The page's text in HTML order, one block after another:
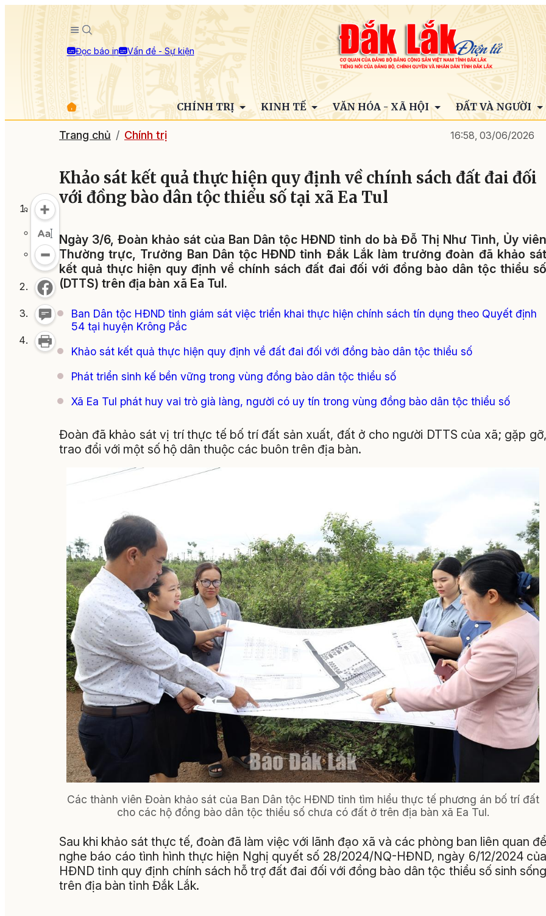
Đọc báo in Vấn đề - Sự kiện
CHÍNH TRỊ KINH TẾ VĂN HÓA - XÃ HỘI ĐẤT VÀ NGƯỜI
Trang chủ Chính trị 16:58, 03/06/2026
Khảo sát kết quả thực hiện quy định về chính sách đất đai đối
với đồng bào dân tộc thiểu số tại xã Ea Tul
Ngày 3/6, Đoàn khảo sát của Ban Dân tộc HĐND tỉnh do bà Đỗ Thị Như Tình, Ủy viên
Thường trực, Trưởng Ban Dân tộc HĐND tỉnh Đắk Lắk làm trưởng đoàn đã khảo sát
kết quả thực hiện quy định về chính sách đất đai đối với đồng bào dân tộc thiểu số
(DTTS) trên địa bàn xã Ea Tul.
Ban Dân tộc HĐND tỉnh giám sát việc triển khai thực hiện chính sách tín dụng theo Quyết định
54 tại huyện Krông Pắc
Khảo sát kết quả thực hiện quy định về đất đai đối với đồng bào dân tộc thiểu số
Phát triển sinh kế bền vững trong vùng đồng bào dân tộc thiểu số
Xã Ea Tul phát huy vai trò già làng, người có uy tín trong vùng đồng bào dân tộc thiểu số
Đoàn đã khảo sát vị trí thực tế bố trí đất sản xuất, đất ở cho người DTTS của xã; gặp gỡ,
trao đổi với một số hộ dân thuộc các buôn trên địa bàn.
Các thành viên Đoàn khảo sát của Ban Dân tộc HĐND tỉnh tìm hiểu thực tế phương án bố trí đất
cho các hộ đồng bào dân tộc thiểu số chưa có đất ở trên địa bàn xã Ea Tul.
Sau khi khảo sát thực tế, đoàn đã làm việc với lãnh đạo xã và các phòng ban liên quan để
nghe báo cáo tình hình thực hiện Nghị quyết số 28/2024/NQ-HĐND, ngày 6/12/2024 của
HĐND tỉnh quy định chính sách hỗ trợ đất đai đối với đồng bào dân tộc thiểu số sinh sống
trên địa bàn tỉnh Đắk Lắk.